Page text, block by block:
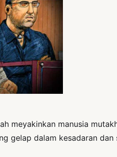
meyakinkan manusia
gelap dalam kesadaran